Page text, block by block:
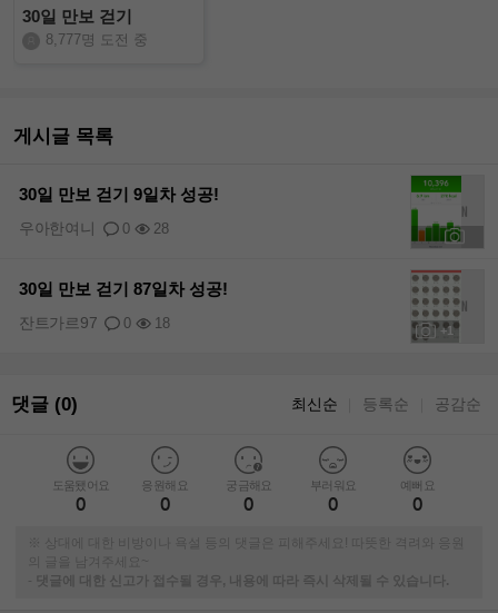
30일 만보 걷기
8,777명 도전 중
게시글 목록
30일 만보 걷기 9일차 성공!
0 28
우아한여니
+1
30일 만보 걷기 87일차 성공!
0 18
잔트가르97
댓글 (0) 최신순 등록순 공감순
도움됐어요
0
응원해요
0
궁금해요
0
부러워요
0
예뻐요
0
※ 상대에 대한 비방이나 욕설 등의 댓글은 피해주세요! 따뜻한 격려와 응원
-
댓글에 대한 신고가 접수될 경우, 내용에 따라 즉시 삭제될 수 있습니다.